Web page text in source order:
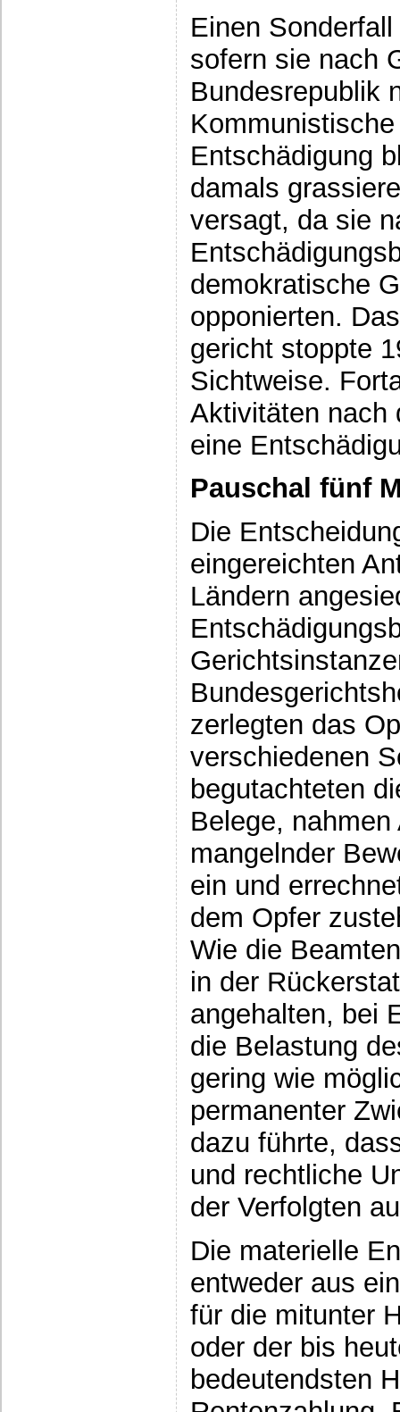
Einen
sofern sie nach
Bundesrepublik
Entschädigung
damals
versagt, da sie
demokratische
opponierten.
gericht stoppte
Sichtweise.
Aktivitäten nach
eine
Pauschal fünf
Die
eingereichten
Ländern
zerlegten das
verschiedenen
begutachteten
Belege,
mangelnder
ein und
dem Opfer
Wie die
in der
angehalten, bei
die Belastung
gering wie
permanenter
dazu führte,
und rechtliche
der Verfolgten
Die materielle
entweder aus
für die mitunter
oder der bis
bedeutendsten